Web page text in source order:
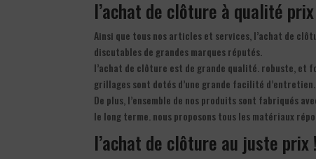
l’achat de clôture à qualité
Ainsi que tous nos articles et services, l’achat de
discutables de grandes marques réputés.
l’achat de clôture est de grande qualité. robuste,
grillages sont dotés d’une grande facilité d’entretien.
De plus, l’ensemble de nos produits sont fabriqués
le long terme. nous proposons tous les matériaux
l’achat de clôture au juste prix !